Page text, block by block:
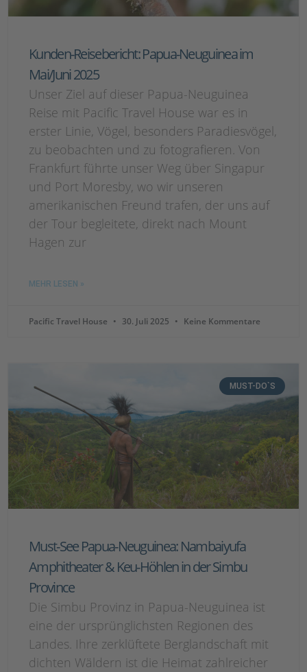
Kunden-Reisebericht: Papua-Neuguinea im
Mai/Juni 2025
Unser Ziel auf dieser Papua-Neuguinea
Reise mit Pacific Travel House war es in
erster Linie, Vögel, besonders Paradiesvögel,
zu beobachten und zu fotografieren. Von
Frankfurt führte unser Weg über Singapur
und Port Moresby, wo wir unseren
amerikanischen Freund trafen, der uns auf
der Tour begleitete, direkt nach Mount
Hagen zur
MEHR LESEN »
Pacific Travel House 30. Juli 2025 Keine Kommentare
MUST-DO`S
Must-See Papua-Neuguinea: Nambaiyufa
Amphitheater & Keu-Höhlen in der Simbu
Province
Die Simbu Provinz in Papua-Neuguinea ist
eine der ursprünglichsten Regionen des
Landes. Ihre zerklüftete Berglandschaft mit
dichten Wäldern ist die Heimat zahlreicher